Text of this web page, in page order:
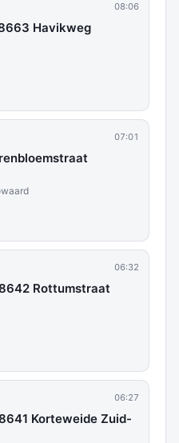
08:06
Havikweg
07:01
06:32
Rottumstraat
06:27
Korteweide Zuid-